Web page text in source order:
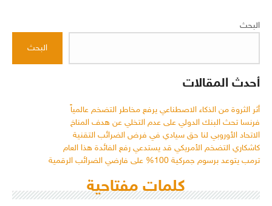
البحث
البحث
أحدث المقالات
أثر الثروة من الذكاء الاصطناعي يرفع مخاطر التضخم عالمياً
فرنسا تحث البنك الدولي على عدم التخلي عن هدف المناخ
الاتحاد الأوروبي لنا حق سيادي في فرض الضرائب التقنية
كاشكاري التضخم الأمريكي قد يستدعي رفع الفائدة هذا العام
ترمب يتوعد برسوم جمركية 100% على فارضي الضرائب الرقمية
كلمات مفتاحية